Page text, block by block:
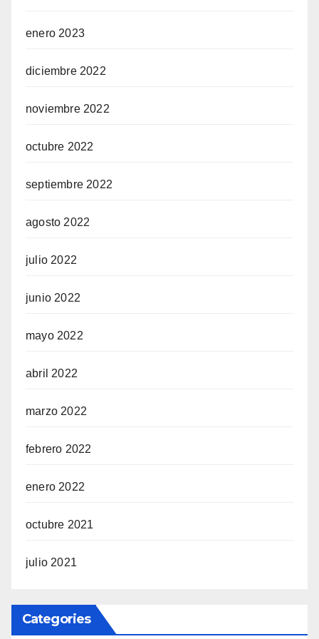
enero 2023
diciembre 2022
noviembre 2022
octubre 2022
septiembre 2022
agosto 2022
julio 2022
junio 2022
mayo 2022
abril 2022
marzo 2022
febrero 2022
enero 2022
octubre 2021
julio 2021
Categories